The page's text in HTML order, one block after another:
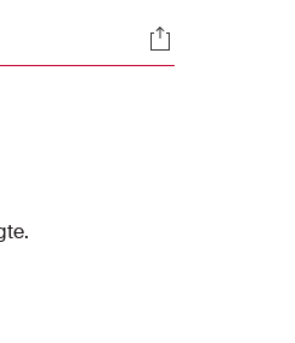
Hier krijg je alsSocials